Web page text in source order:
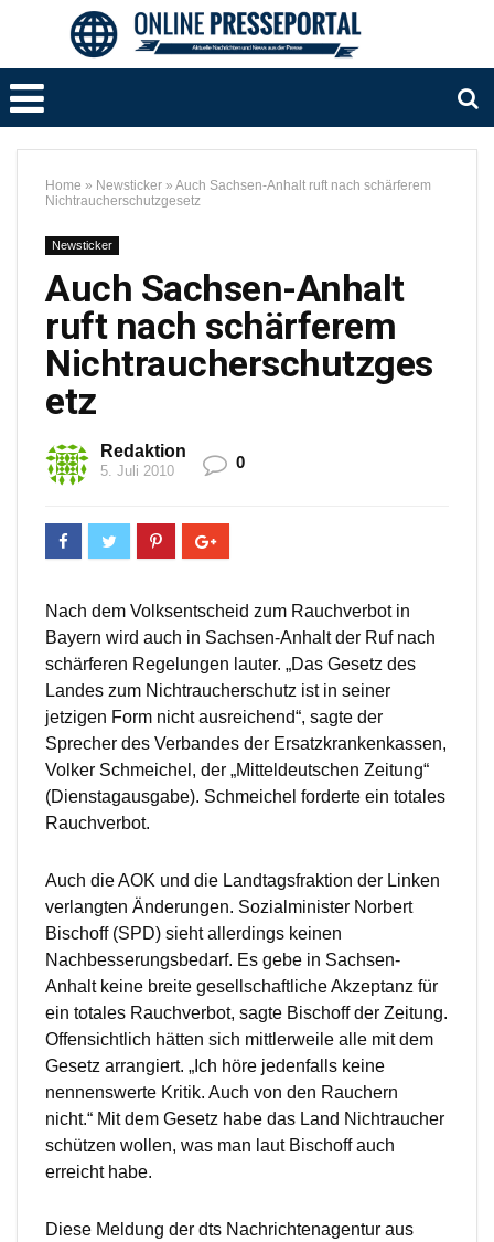
Home » Newsticker » Auch Sachsen-Anhalt ruft nach schärferem
Nichtraucherschutzgesetz
Newsticker
Auch Sachsen-Anhalt
ruft nach schärferem
Nichtraucherschutzges
etz
Redaktion
5. Juli 2010 0
Nach dem Volksentscheid zum Rauchverbot in
Bayern wird auch in Sachsen-Anhalt der Ruf nach
schärferen Regelungen lauter. „Das Gesetz des
Landes zum Nichtraucherschutz ist in seiner
jetzigen Form nicht ausreichend“, sagte der
Sprecher des Verbandes der Ersatzkrankenkassen,
Volker Schmeichel, der „Mitteldeutschen Zeitung“
(Dienstagausgabe). Schmeichel forderte ein totales
Rauchverbot.
Auch die AOK und die Landtagsfraktion der Linken
verlangten Änderungen. Sozialminister Norbert
Bischoff (SPD) sieht allerdings keinen
Nachbesserungsbedarf. Es gebe in Sachsen-
Anhalt keine breite gesellschaftliche Akzeptanz für
ein totales Rauchverbot, sagte Bischoff der Zeitung.
Offensichtlich hätten sich mittlerweile alle mit dem
Gesetz arrangiert. „Ich höre jedenfalls keine
nennenswerte Kritik. Auch von den Rauchern
nicht.“ Mit dem Gesetz habe das Land Nichtraucher
schützen wollen, was man laut Bischoff auch
erreicht habe.
Diese Meldung der dts Nachrichtenagentur aus